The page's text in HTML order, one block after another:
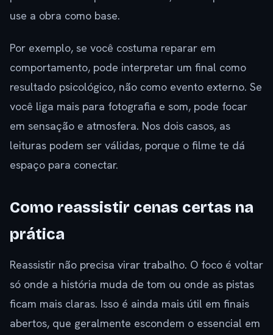
use a obra como base.
Por exemplo, se você costuma reparar em
comportamento, pode interpretar um final como
resultado psicológico, não como evento externo. Se
você liga mais para fotografia e som, pode focar
em sensação e atmosfera. Nos dois casos, as
leituras podem ser válidas, porque o filme te dá
espaço para conectar.
Como reassistir cenas certas na
prática
Reassistir não precisa virar trabalho. O foco é voltar
só onde a história muda de tom ou onde as pistas
ficam mais claras. Isso é ainda mais útil em finais
abertos, que geralmente escondem o essencial em